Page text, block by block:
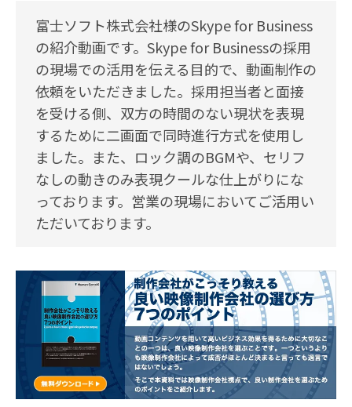
富士ソフト株式会社様のSkype for Business
の紹介動画です。Skype for Businessの採用
の現場での活用を伝える目的で、動画制作の
依頼をいただきました。採用担当者と面接
を受ける側、双方の時間のない現状を表現
するために二画面で同時進行方式を使用し
ました。また、ロック調のBGMや、セリフ
なしの動きのみ表現クールな仕上がりにな
っております。営業の現場においてご活用い
ただいております。